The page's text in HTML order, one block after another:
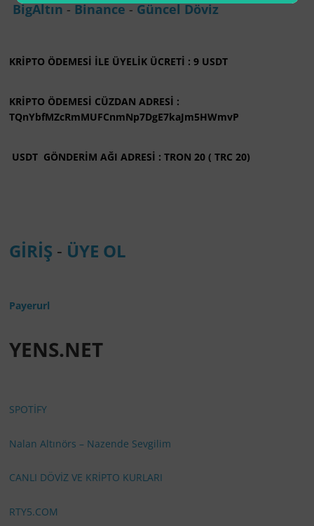
BigAltın-Binance-Güncel Döviz
KRİPTO ÖDEMESİ İLE ÜYELİK ÜCRETİ : 9 USDT
KRİPTO ÖDEMESİ CÜZDAN ADRESİ :
TQnYbfMZcRmMUFCnmNp7DgE7kaJm5HWmvP
USDT GÖNDERİM AĞI ADRESİ : TRON 20 ( TRC 20)
GİRİŞ - ÜYE OL
Payerurl
YENS.NET
SPOTİFY
Nalan Altınörs – Nazende Sevgilim
CANLI DÖVİZ VE KRİPTO KURLARI
RTY5.COM